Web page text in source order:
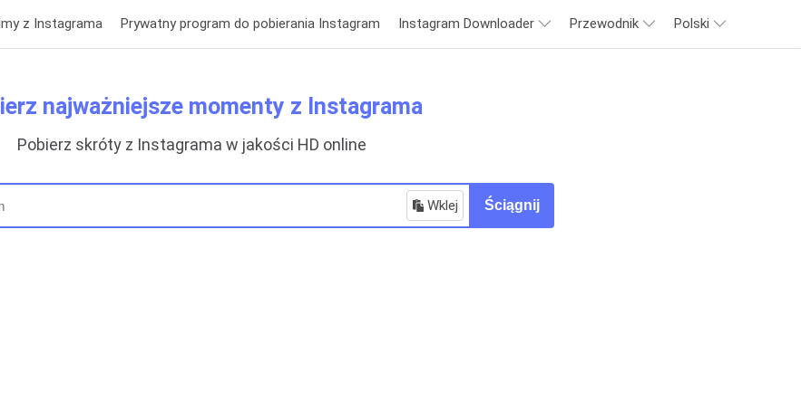
z Instagrama Prywatny program do pobierania Instagram Instagram Downloader Przewodnik Polski
najważniejsze momenty z Instagrama
Pobierz skróty z Instagrama w jakości HD online
Wklej Ściągnij